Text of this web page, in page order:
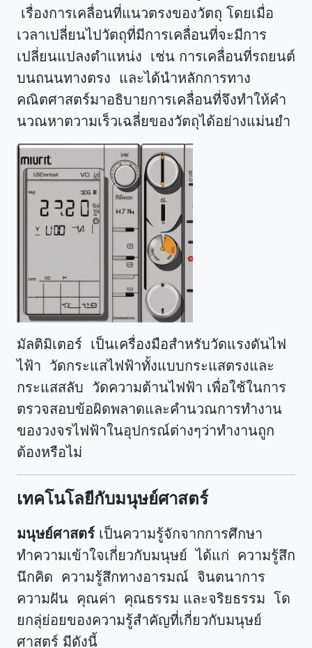
เรื่องการเคลื่อนที่แนวตรงของวัตถุ โดยเมื่อ
เวลาเปลี่ยนไปวัตถุที่มีการเคลื่อนที่จะมีการ
เปลี่ยนแปลงตำแหน่ง เช่น การเคลื่อนที่รถยนต์
บนถนนทางตรง และได้นำหลักการทาง
คณิตศาสตร์มาอธิบายการเคลื่อนที่จึงทำให้คำ
นวณหาตวามเร็วเฉลี่ยของวัตถุได้อย่างแม่นยำ
มัลติมิเตอร์ เป็นเครื่องมือสำหรับวัดแรงดันไฟ
ไฟ้า วัดกระแสไฟฟ้าทั้งแบบกระแสตรงและ
กระแสสลับ วัดความต้านไฟฟ้า เพื่อใช้ในการ
ตรวจสอบข้อผิดพลาดและคำนวณการทำงาน
ของวงจรไฟฟ้าในอุปกรณ์ต่างๆว่าทำงานถูก
ต้องหรือไม่
เทคโนโลยีกับมนุษย์ศาสตร์
มนุษย์ศาสตร์ เป็นความรู้จักจากการศึกษา
ทำความเข้าใจเกี่ยวกับมนุษย์ ได้แก่ ความรู้สึก
นึกคิด ความรู้สึกทางอารมณ์ จินตนาการ
ความฝัน คุณค่า คุณธรรม และจริยธรรม โด
ยกลุ่ย่อยของความรู้สำคัญที่เกี่ยวกับมนุษย์
ศาสตร์ มีดังนี้